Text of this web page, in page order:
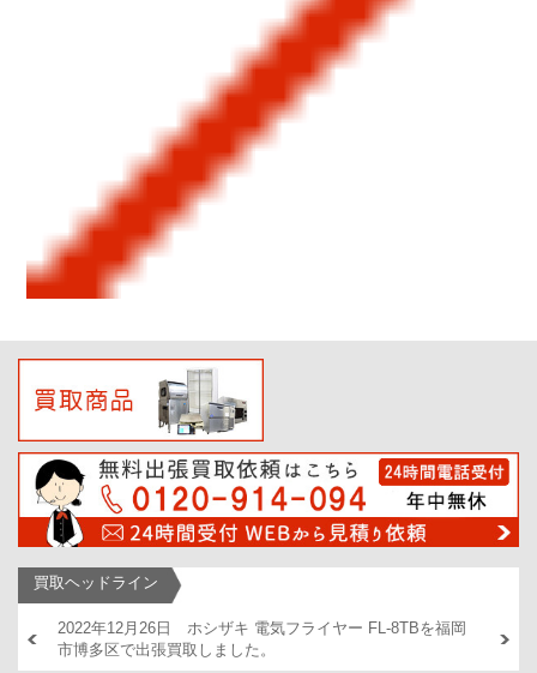
買取ヘッドライン
2022年12月26日 ホシザキ 電気フライヤー FL-8TBを福岡
市博多区で出張買取しました。
出張買